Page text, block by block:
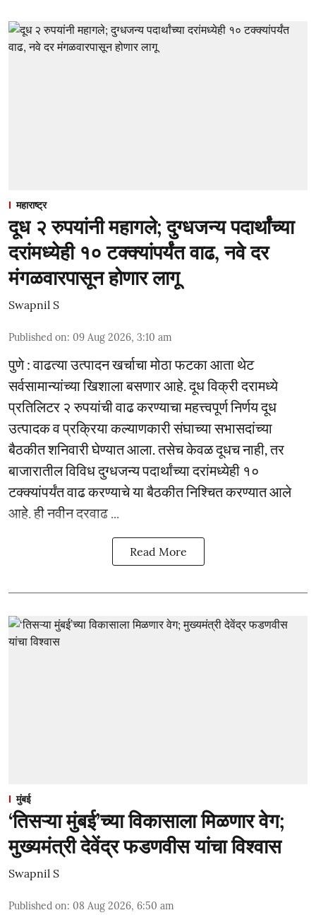
महाराष्ट्र
दूध २ रुपयांनी महागले; दुग्धजन्य पदार्थांच्या
दरांमध्येही १० टक्क्यांपर्यंत वाढ, नवे दर
मंगळवारपासून होणार लागू
Swapnil S
Published on: 09 Aug 2026, 3:10 am
पुणे : वाढत्या उत्पादन खर्चाचा मोठा फटका आता थेट
सर्वसामान्यांच्या खिशाला बसणार आहे. दूध विक्री दरामध्ये
प्रतिलिटर २ रुपयांची वाढ करण्याचा महत्त्वपूर्ण निर्णय दूध
उत्पादक व प्रक्रिया कल्याणकारी संघाच्या सभासदांच्या
बैठकीत शनिवारी घेण्यात आला. तसेच केवळ दूधच नाही, तर
बाजारातील विविध दुग्धजन्य पदार्थांच्या दरांमध्येही १०
टक्क्यांपर्यंत वाढ करण्याचे या बैठकीत निश्चित करण्यात आले
आहे. ही नवीन दरवाढ ...
Read More
मुंबई
‘तिसऱ्या मुंबई’च्या विकासाला मिळणार वेग;
मुख्यमंत्री देवेंद्र फडणवीस यांचा विश्वास
Swapnil S
Published on: 08 Aug 2026, 6:50 am